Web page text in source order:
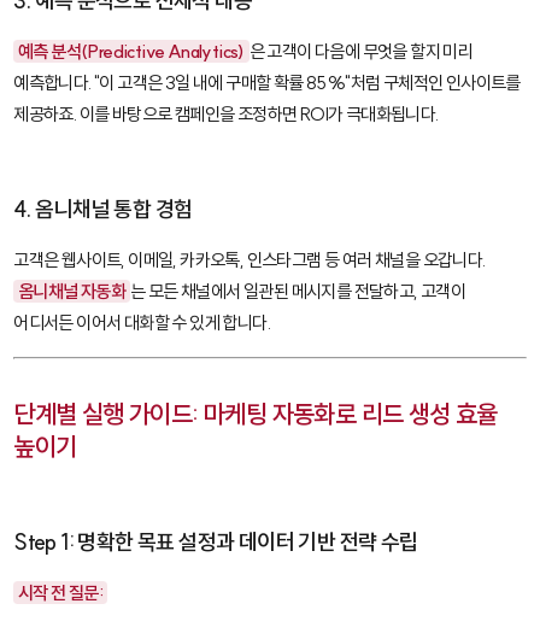
예측 분석(Predictive Analytics) 은 고객이 다음에 무엇을 할지 미리
예측합니다. "이 고객은 3일 내에 구매할 확률 85%"처럼 구체적인 인사이트를
제공하죠. 이를 바탕으로 캠페인을 조정하면 ROI가 극대화됩니다.
4. 옴니채널 통합 경험
고객은 웹사이트, 이메일, 카카오톡, 인스타그램 등 여러 채널을 오갑니다.
옴니채널 자동화 는 모든 채널에서 일관된 메시지를 전달하고, 고객이
어디서든 이어서 대화할 수 있게 합니다.
단계별 실행 가이드: 마케팅 자동화로 리드 생성 효율
높이기
Step 1: 명확한 목표 설정과 데이터 기반 전략 수립
시작 전 질문: